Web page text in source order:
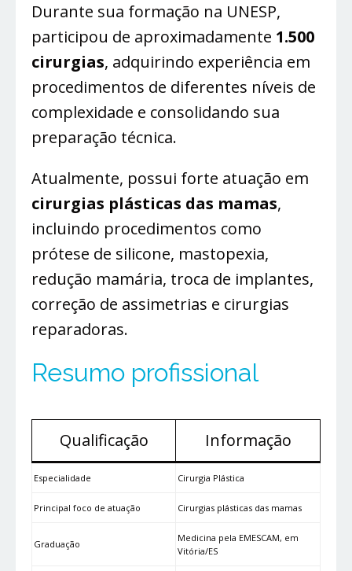
Durante sua formação na UNESP,
participou de aproximadamente 1.500
cirurgias, adquirindo experiência em
procedimentos de diferentes níveis de
complexidade e consolidando sua
preparação técnica.
Atualmente, possui forte atuação em
cirurgias plásticas das mamas,
incluindo procedimentos como
prótese de silicone, mastopexia,
redução mamária, troca de implantes,
correção de assimetrias e cirurgias
reparadoras.
Resumo profissional
Qualificação Informação
Especialidade Cirurgia Plástica
Principal foco de atuação Cirurgias plásticas das mamas
Graduação
Medicina pela EMESCAM, em
Vitória/ES